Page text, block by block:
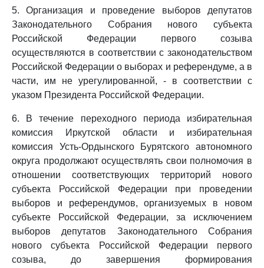
5. Организация и проведение выборов депутатов
Законодательного Собрания нового субъекта
Российской Федерации первого созыва
осуществляются в соответствии с законодательством
Российской Федерации о выборах и референдуме, а в
части, им не урегулированной, - в соответствии с
указом Президента Российской Федерации.
6. В течение переходного периода избирательная
комиссия Иркутской области и избирательная
комиссия Усть-Ордынского Бурятского автономного
округа продолжают осуществлять свои полномочия в
отношении соответствующих территорий нового
субъекта Российской Федерации при проведении
выборов и референдумов, организуемых в новом
субъекте Российской Федерации, за исключением
выборов депутатов Законодательного Собрания
нового субъекта Российской Федерации первого
созыва, до завершения формирования